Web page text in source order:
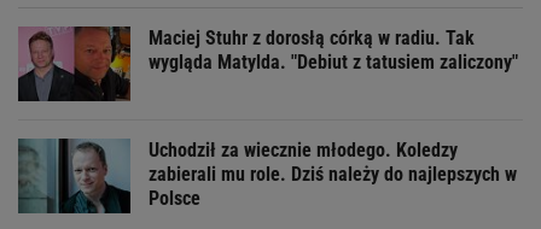
Maciej Stuhr z dorosłą córką w radiu. Tak
wygląda Matylda. "Debiut z tatusiem zaliczony"
Uchodził za wiecznie młodego. Koledzy
zabierali mu role. Dziś należy do najlepszych w
Polsce